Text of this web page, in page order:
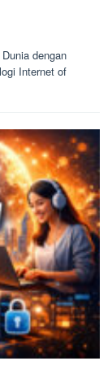
dengan
Internet of